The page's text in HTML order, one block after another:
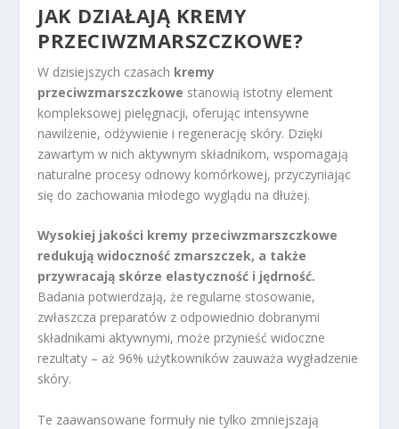
JAK DZIAŁAJĄ KREMY
PRZECIWZMARSZCZKOWE?
W dzisiejszych czasach kremy
przeciwzmarszczkowe stanowią istotny element
kompleksowej pielęgnacji, oferując intensywne
nawilżenie, odżywienie i regenerację skóry. Dzięki
zawartym w nich aktywnym składnikom, wspomagają
naturalne procesy odnowy komórkowej, przyczyniając
się do zachowania młodego wyglądu na dłużej.
Wysokiej jakości kremy przeciwzmarszczkowe
redukują widoczność zmarszczek, a także
przywracają skórze elastyczność i jędrność.
Badania potwierdzają, że regularne stosowanie,
zwłaszcza preparatów z odpowiednio dobranymi
składnikami aktywnymi, może przynieść widoczne
rezultaty – aż 96% użytkowników zauważa wygładzenie
skóry.
Te zaawansowane formuły nie tylko zmniejszają